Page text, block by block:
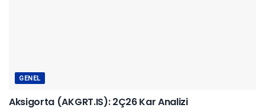
GENEL
Aksigorta (AKGRT.IS): 2Ç26 Kar Analizi